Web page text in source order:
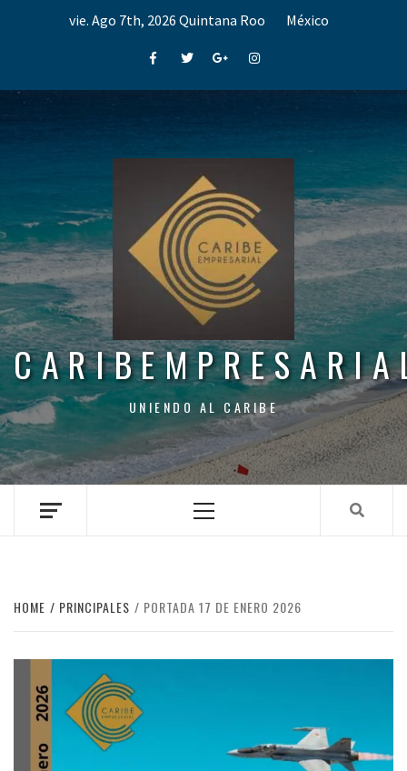
vie. Ago 7th, 2026 Quintana Roo México
FacebookTwitterGoogle+Instagram
UNIENDO AL CARIBE
Menu
HOME PRINCIPALES PORTADA 17 DE ENERO 2026